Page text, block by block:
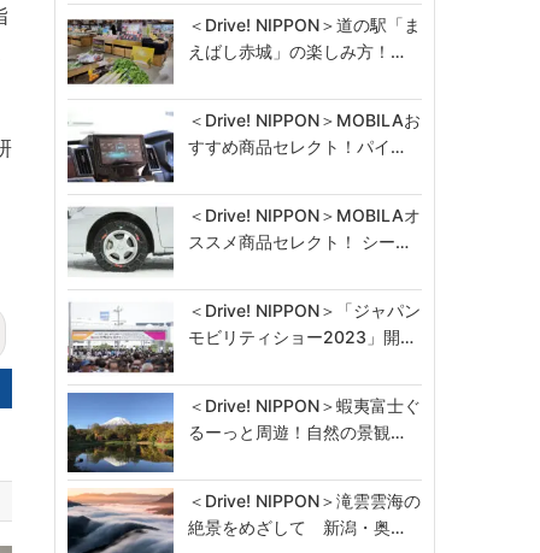
＜Drive! NIPPON＞道の駅「ま
えばし赤城」の楽しみ方！…
＜Drive! NIPPON＞MOBILAお
すすめ商品セレクト！パイ…
＜Drive! NIPPON＞MOBILAオ
ススメ商品セレクト！ シー…
＜Drive! NIPPON＞「ジャパン
モビリティショー2023」開…
＜Drive! NIPPON＞蝦夷富士ぐ
るーっと周遊！自然の景観…
＜Drive! NIPPON＞滝雲雲海の
絶景をめざして 新潟・奥…